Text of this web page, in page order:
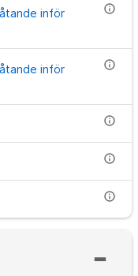
inför
info
inför
info
info
info
info